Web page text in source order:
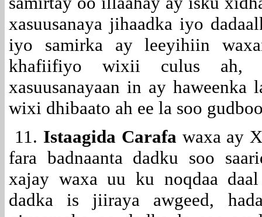
xasuusanaya jihaadka iyo
iyo samirka ay leeyihiin
khafiifiyo wixii culus ah,
xasuusanayaan in ay
wixi dhibaato ah ee la soo
11. Istaagida Carafa waxa ay
fara badnaanta dadku soo
xajay waxa uu ku noqdaa
dadka is jiiraya awgeed,